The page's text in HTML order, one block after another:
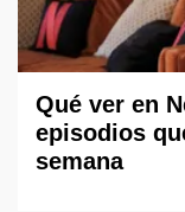
Qué ver en
episodios
semana